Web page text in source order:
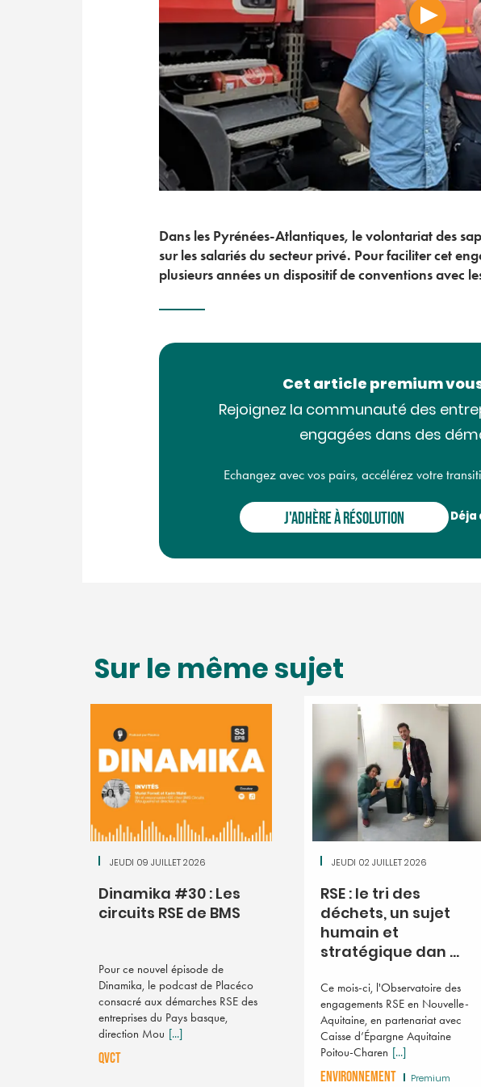
Dans les Pyrénées-Atlantiques, le volontariat des
sur les salariés du secteur privé. Pour faciliter cet
plusieurs années un dispositif de conventions avec
Cet article premium
Rejoignez la communauté des
engagées dans des
Echangez avec vos pairs, accélérez votre
J'ADHÈRE À RÉSOLUTION
Sur le même sujet
JEUDI 09 JUILLET 2026
Dinamika #30 : Les
circuits RSE de BMS
Pour ce nouvel épisode de
Dinamika, le podcast de Placéco
consacré aux démarches RSE des
entreprises du Pays basque,
direction Mou [...]
QVCT
JEUDI 02 JUILLET 2026
RSE : le tri des
déchets, un sujet
humain et
stratégique dan ...
Ce mois-ci, l'Observatoire des
engagements RSE en Nouvelle-
Aquitaine, en partenariat avec
Caisse d’Épargne Aquitaine
Poitou-Charen [...]
ENVIRONNEMENT Premium